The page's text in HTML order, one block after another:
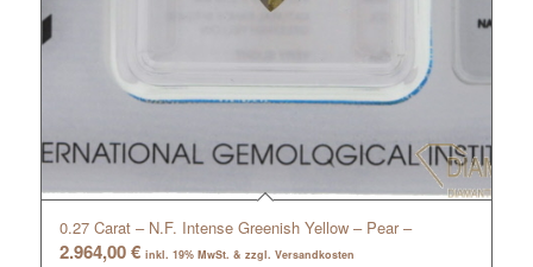
0.27 Carat – N.F. Intense Greenish Yellow – Pear –
2.964,00€ inkl. 19% MwSt. & zzgl. Versandkosten